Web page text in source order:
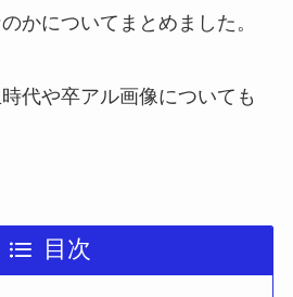
かについてまとめました。
代や卒アル画像についても
目次